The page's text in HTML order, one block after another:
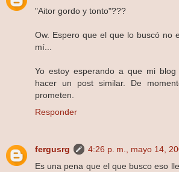
"Aitor gordo y tonto"???
Ow. Espero que el que lo buscó no
mí...
Yo estoy esperando a que mi
hacer un post similar. De
prometen.
Responder
fergusrg
4:26 p. m., mayo 14,
Es una pena que el que busco eso